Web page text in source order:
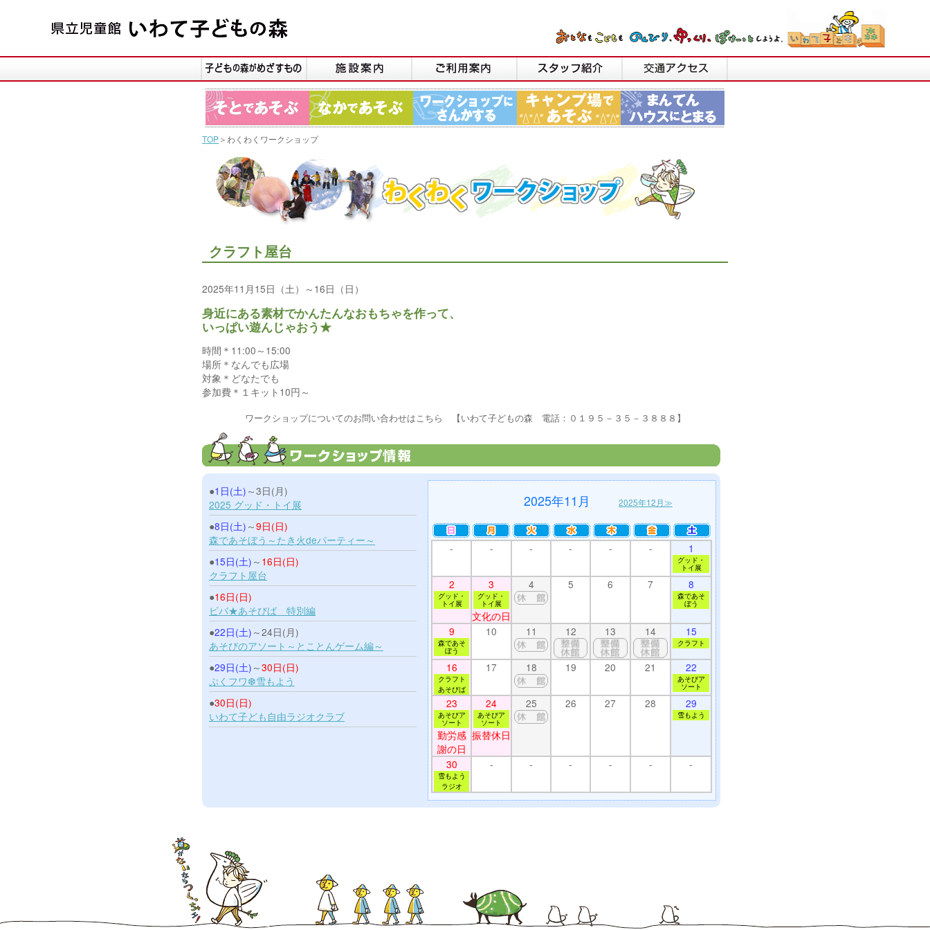
TOP＞わくわくワークショップ
クラフト屋台
2025年11月15日（土）～16日（日）
身近にある素材でかんたんなおもちゃを作って、
いっぱい遊んじゃおう★
時間＊11:00～15:00
場所＊なんでも広場
対象＊どなたでも
参加費＊１キット10円～
ワークショップについてのお問い合わせはこちら 【いわて子どもの森 電話：０１９５－３５－３８８８】
●1日(土) ～3日(月)
2025 グッド・トイ展
●8日(土) ～9日(日)
森であそぼう～たき火deパーティー～
●15日(土) ～ 16日(日)
クラフト屋台
●16日(日)
ビバ★あそびば 特別編
●22日(土) ～24日(月)
あそびのアソート～とことんゲーム編～
●29日(土) ～30日(日)
ぷくフワ❆雪もよう
●30日(日)
いわて子ども自由ラジオクラブ
2025年11月 2025年12月≫
- - - - - - 1
グッド・
トイ展
2
グッド・
トイ展
3
グッド・
トイ展
文化の日
4 5 6 7 8
森であそ
ぼう
9
森であそ
ぼう
10 11 12 13 14 15
クラフト
16
クラフト
あそびば
17 18 19 20 21 22
あそびア
ソート
23
あそびア
ソート
勤労感
謝の日
24
あそびア
ソート
振替休日
25 26 27 28 29
雪もよう
30
雪もよう
ラジオ
- - - - - -